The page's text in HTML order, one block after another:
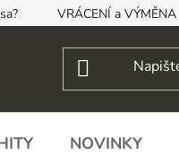
VRÁCENÍ a VÝMĚNA
NOVINKY